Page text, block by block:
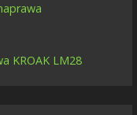
KROAK LM28